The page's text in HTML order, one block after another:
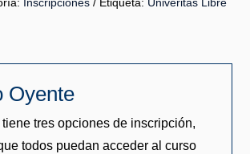
Oyente
tres opciones de inscripción,
todos puedan acceder al curso